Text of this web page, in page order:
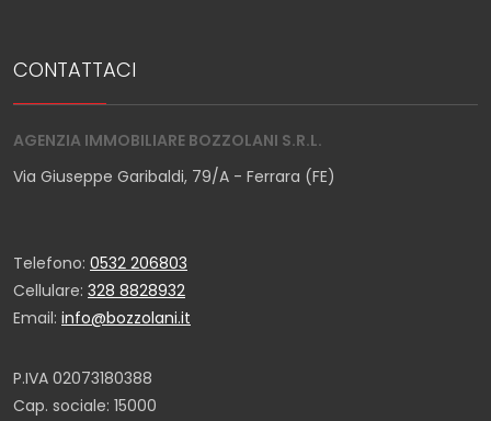
CONTATTACI
AGENZIA IMMOBILIARE BOZZOLANI S.R.L.
Via Giuseppe Garibaldi, 79/A - Ferrara (FE)
Telefono: 0532 206803
Cellulare: 328 8828932
Email: info@bozzolani.it
P.IVA 02073180388
Cap. sociale: 15000